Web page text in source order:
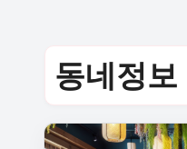
동네정보